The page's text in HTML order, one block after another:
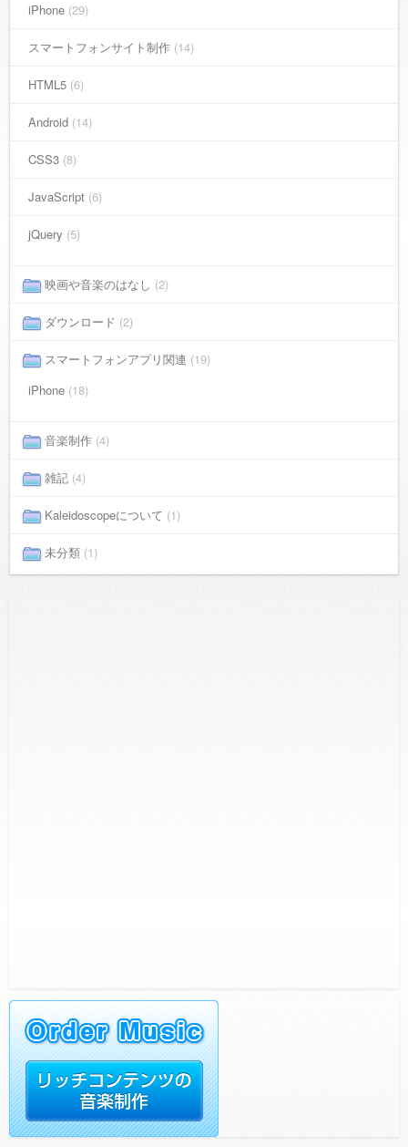
iPhone (29)
スマートフォンサイト制作 (14)
HTML5 (6)
Android (14)
CSS3 (8)
JavaScript (6)
jQuery (5)
映画や音楽のはなし (2)
ダウンロード (2)
スマートフォンアプリ関連 (19)
iPhone (18)
音楽制作 (4)
雑記 (4)
Kaleidoscopeについて (1)
未分類 (1)